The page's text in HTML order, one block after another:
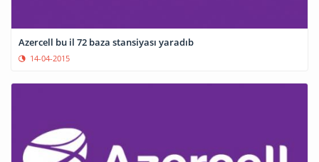
Azercell bu il 72 baza stansiyası yaradıb
14-04-2015